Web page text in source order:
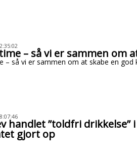
– så vi er sammen om
– så vi er sammen om at skabe en god
handlet ”toldfri drikkelse”
gjort op